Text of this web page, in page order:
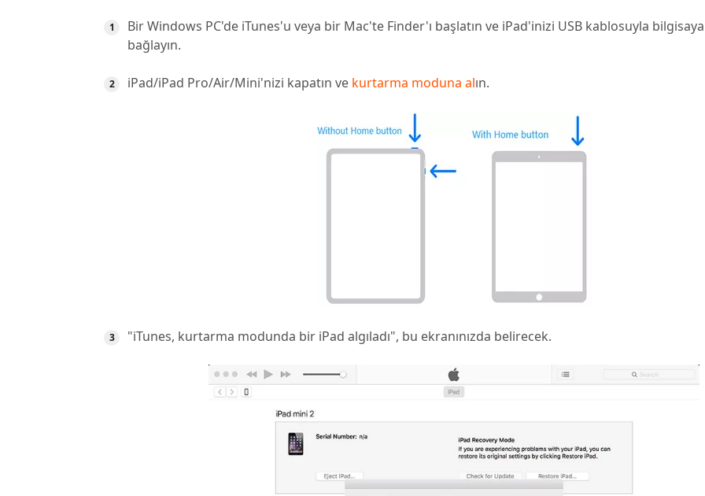
Bir Windows PC'de iTunes'u veya bir Mac'te Finder'ı başlatın ve iPad'inizi USB kablosuyla
bağlayın.
iPad/iPad Pro/Air/Mini'nizi kapatın ve kurtarma moduna alın.
"iTunes, kurtarma modunda bir iPad algıladı", bu ekranınızda belirecek.